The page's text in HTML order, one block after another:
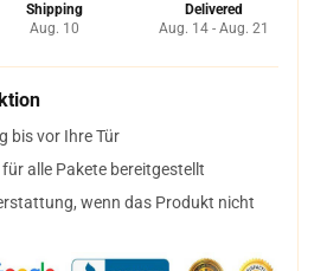
Shipping
Aug. 10
Delivered
Aug. 14 - Aug. 21
bis vor Ihre Tür
alle Pakete bereitgestellt
wenn das Produkt nicht